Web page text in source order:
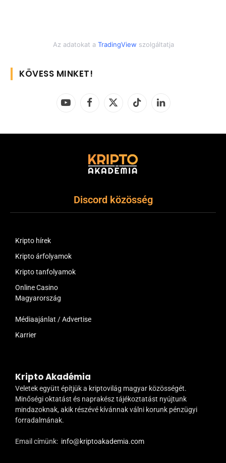
Az adatokat a TradingView szolgáltatja
KÖVESS MINKET!
YouTubeFacebook
X
TikTok LinkedIn
Discord közösség
Kripto hírek
Kripto árfolyamok
Kripto tanfolyamok
Online Casino
Magyarország
Médiaajánlat / Advertise
Karrier
Kripto Akadémia
Veletek együtt építjük a kriptovilág magyar közösségét.
Minőségi oktatást és naprakész tájékoztatást nyújtunk
mindazoknak, akik részévé kívánnak válni korunk pénzügyi
forradalmának.
Email címünk: info@kriptoakademia.com